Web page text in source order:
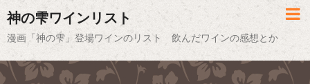
神の雫ワインリスト
漫画「神の雫」登場ワインのリスト 飲んだワインの感想とか